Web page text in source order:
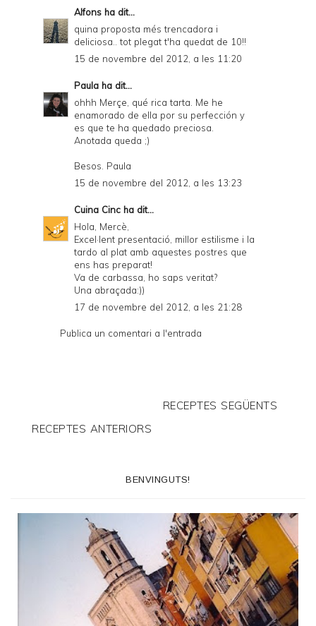
Alfons ha dit...
quina proposta més trencadora i
deliciosa.. tot plegat t'ha quedat de 10!!
15 de novembre del 2012, a les 11:20
Paula ha dit...
ohhh Merçe, qué rica tarta. Me he
enamorado de ella por su perfección y
es que te ha quedado preciosa.
Anotada queda ;)
Besos. Paula
15 de novembre del 2012, a les 13:23
Cuina Cinc ha dit...
Hola, Mercè,
Excel·lent presentació, millor estilisme i la
tardo al plat amb aquestes postres que
ens has preparat!
Va de carbassa, ho saps veritat?
Una abraçada:))
17 de novembre del 2012, a les 21:28
Publica un comentari a l'entrada
RECEPTES SEGÜENTS
RECEPTES ANTERIORS
BENVINGUTS!